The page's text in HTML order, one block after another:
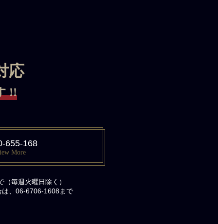
応
!!
655-168
More
（毎週火曜日除く）
は、06-6706-1608まで